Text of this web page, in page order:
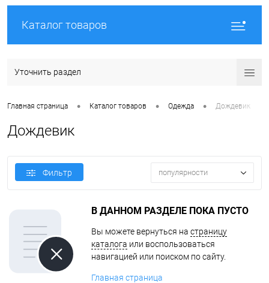
Каталог товаров
Уточнить раздел
Главная страница • Каталог товаров • Одежда • Дождевик
Дождевик
Фильтр популярности
В ДАННОМ РАЗДЕЛЕ ПОКА ПУСТО
Вы можете вернуться на страницу
каталога или воспользоваться
навигацией или поиском по сайту.
Главная страница